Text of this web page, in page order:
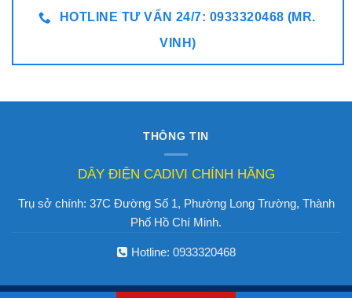
HOTLINE TƯ VẤN 24/7: 0933320468 (MR.
VINH)
THÔNG TIN
DÂY ĐIỆN CADIVI CHÍNH HÃNG
Trụ sở chính: 37C Đường Số 1, Phường Long Trường, Thành
Phố Hồ Chí Minh.
Hotline: 0933320468